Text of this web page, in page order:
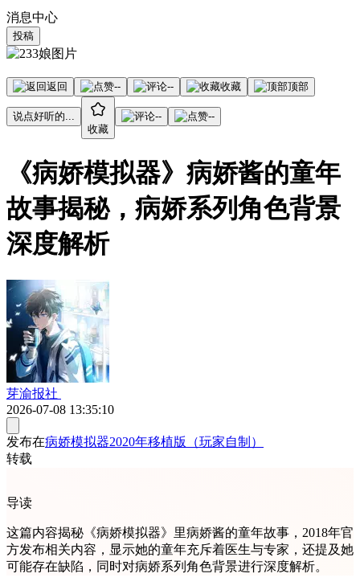
消息中心
投稿
返回 -- -- 收藏 顶部
说点好听的...
收藏
-- --
《病娇模拟器》病娇酱的童年
故事揭秘，病娇系列角色背景
深度解析
芽渝报社
2026-07-08 13:35:10
发布在病娇模拟器2020年移植版（玩家自制）
转载
导读
这篇内容揭秘《病娇模拟器》里病娇酱的童年故事，2018年官
方发布相关内容，显示她的童年充斥着医生与专家，还提及她
可能存在缺陷，同时对病娇系列角色背景进行深度解析。